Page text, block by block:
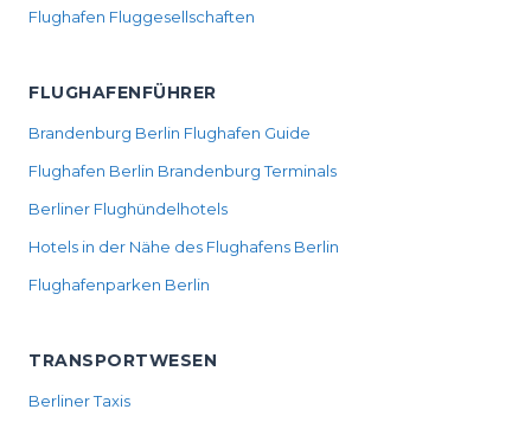
Flughafen Fluggesellschaften
FLUGHAFENFÜHRER
Brandenburg Berlin Flughafen Guide
Flughafen Berlin Brandenburg Terminals
Berliner Flughündelhotels
Hotels in der Nähe des Flughafens Berlin
Flughafenparken Berlin
TRANSPORTWESEN
Berliner Taxis